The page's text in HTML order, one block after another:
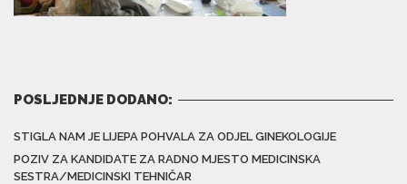
POSLJEDNJE DODANO:
STIGLA NAM JE LIJEPA POHVALA ZA ODJEL GINEKOLOGIJE
POZIV ZA KANDIDATE ZA RADNO MJESTO MEDICINSKA
SESTRA/MEDICINSKI TEHNIČAR